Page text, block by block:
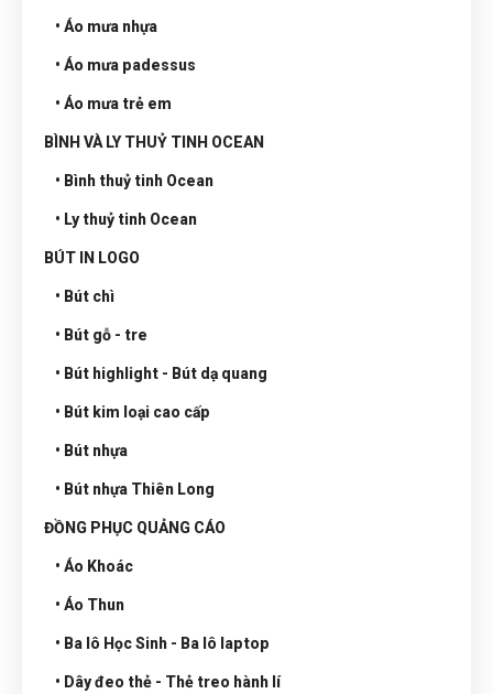
• Áo mưa nhựa
• Áo mưa padessus
• Áo mưa trẻ em
BÌNH VÀ LY THUỶ TINH OCEAN
• Bình thuỷ tinh Ocean
• Ly thuỷ tinh Ocean
BÚT IN LOGO
• Bút chì
• Bút gỗ - tre
• Bút highlight - Bút dạ quang
• Bút kim loại cao cấp
• Bút nhựa
• Bút nhựa Thiên Long
ĐỒNG PHỤC QUẢNG CÁO
• Áo Khoác
• Áo Thun
• Ba lô Học Sinh - Ba lô laptop
• Dây đeo thẻ - Thẻ treo hành lí